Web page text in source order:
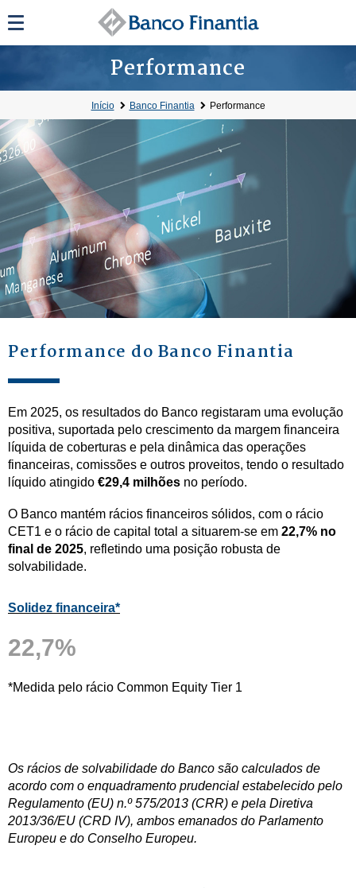
Performance
Início Banco Finantia Performance
Performance do Banco Finantia
Em 2025, os resultados do Banco registaram uma evolução
positiva, suportada pelo crescimento da margem financeira
líquida de coberturas e pela dinâmica das operações
financeiras, comissões e outros proveitos, tendo o resultado
líquido atingido €29,4 milhões no período.
O Banco mantém rácios financeiros sólidos, com o rácio
CET1 e o rácio de capital total a situarem-se em 22,7% no
final de 2025, refletindo uma posição robusta de
solvabilidade.
Solidez financeira*
22,7%
*Medida pelo rácio Common Equity Tier 1
Os rácios de solvabilidade do Banco são calculados de
acordo com o enquadramento prudencial estabelecido pelo
Regulamento (EU) n.º 575/2013 (CRR) e pela Diretiva
2013/36/EU (CRD IV), ambos emanados do Parlamento
Europeu e do Conselho Europeu.